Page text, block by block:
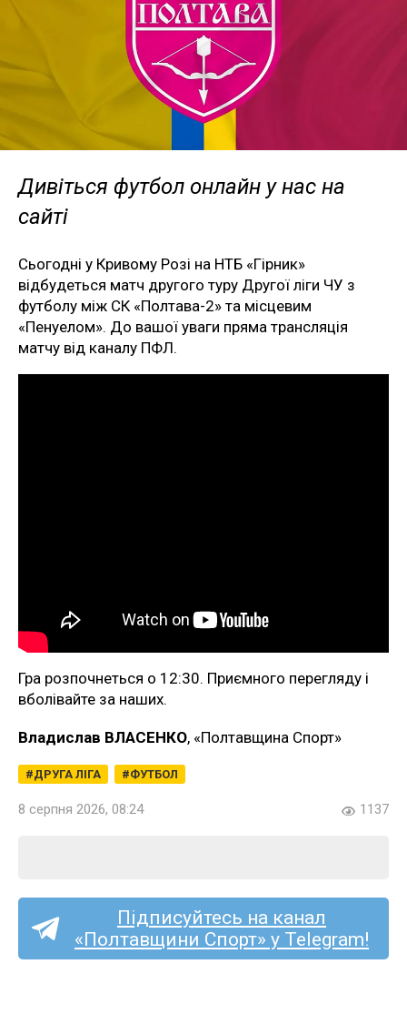
Дивіться футбол онлайн у нас на
сайті
Сьогодні у Кривому Розі на НТБ «Гірник»
відбудеться матч другого туру Другої ліги ЧУ з
футболу між СК «Полтава-2» та місцевим
«Пенуелом». До вашої уваги пряма трансляція
матчу від каналу ПФЛ.
Гра розпочнеться о 12:30. Приємного перегляду і
вболівайте за наших.
Владислав ВЛАСЕНКО, «Полтавщина Спорт»
ДРУГА ЛІГА ФУТБОЛ
8 серпня 2026, 08:24 1137
Підписуйтесь на канал
«Полтавщини Спорт» у Telegram!